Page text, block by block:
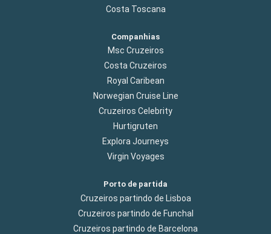
Costa Toscana
Companhias
Msc Cruzeiros
Costa Cruzeiros
Royal Caribean
Norwegian Cruise Line
Cruzeiros Celebrity
Hurtigruten
Explora Journeys
Virgin Voyages
Porto de partida
Cruzeiros partindo de Lisboa
Cruzeiros partindo de Funchal
Cruzeiros partindo de Barcelona